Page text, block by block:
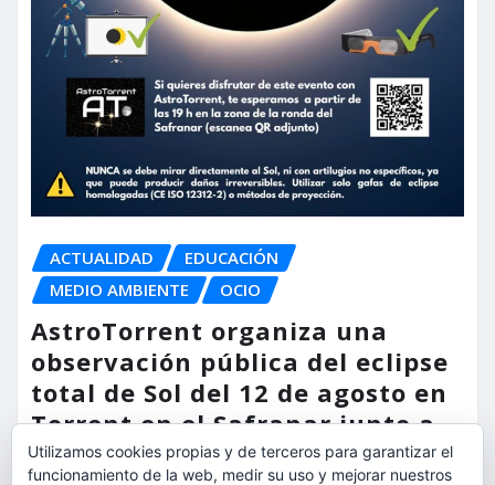
ACTUALIDAD
EDUCACIÓN
MEDIO AMBIENTE
OCIO
AstroTorrent organiza una
observación pública del eclipse
total de Sol del 12 de agosto en
Torrent en el Safranar junto a
las vías del AVE
Utilizamos cookies propias y de terceros para garantizar el
funcionamiento de la web, medir su uso y mejorar nuestros